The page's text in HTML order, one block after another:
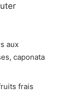
aux
caponata
frais